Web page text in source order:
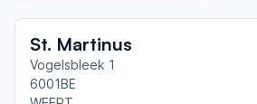
netwerk
Weert
St. Martinus
Vogelsbleek 1
6001BE